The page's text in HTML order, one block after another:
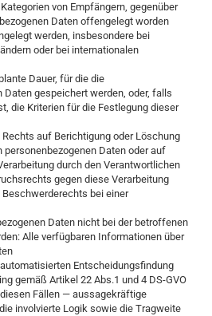
von Empfängern, gegenüber
Daten offengelegt worden
werden, insbesondere bei
oder bei internationalen
Dauer, für die die
Daten gespeichert werden, oder, falls
die Kriterien für die Festlegung dieser
auf Berichtigung oder Löschung
Daten oder auf
durch den Verantwortlichen
gegen diese Verarbeitung
bei einer
Daten nicht bei der betroffenen
Alle verfügbaren Informationen über
Entscheidungsfindung
gemäß Artikel 22 Abs.1 und 4 DS-GVO
Fällen — aussagekräftige
involvierte Logik sowie die Tragweite